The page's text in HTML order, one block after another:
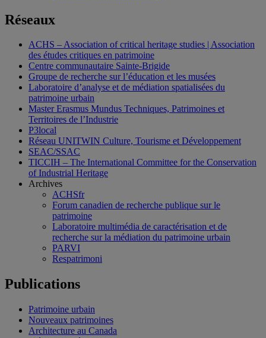
Réseaux
ACHS – Association of critical heritage studies | Association
des études critiques en patrimoine
Centre communautaire Sainte-Brigide
Groupe de recherche sur l’éducation et les musées
Laboratoire d’analyse et de médiation spatialisées du
patrimoine urbain
Master Erasmus Mundus Techniques, Patrimoines et
Territoires de l’Industrie
P3local
Réseau UNITWIN Culture, Tourisme et Développement
SEAC/SSAC
TICCIH – The International Committee for the Conservation
of Industrial Heritage
Archives
ACHSfr
Forum canadien de recherche publique sur le
patrimoine
Laboratoire multimédia de caractérisation et de
recherche sur la médiation du patrimoine urbain
PARVI
Respatrimoni
Publications
Patrimoine urbain
Nouveaux patrimoines
Architecture au Canada